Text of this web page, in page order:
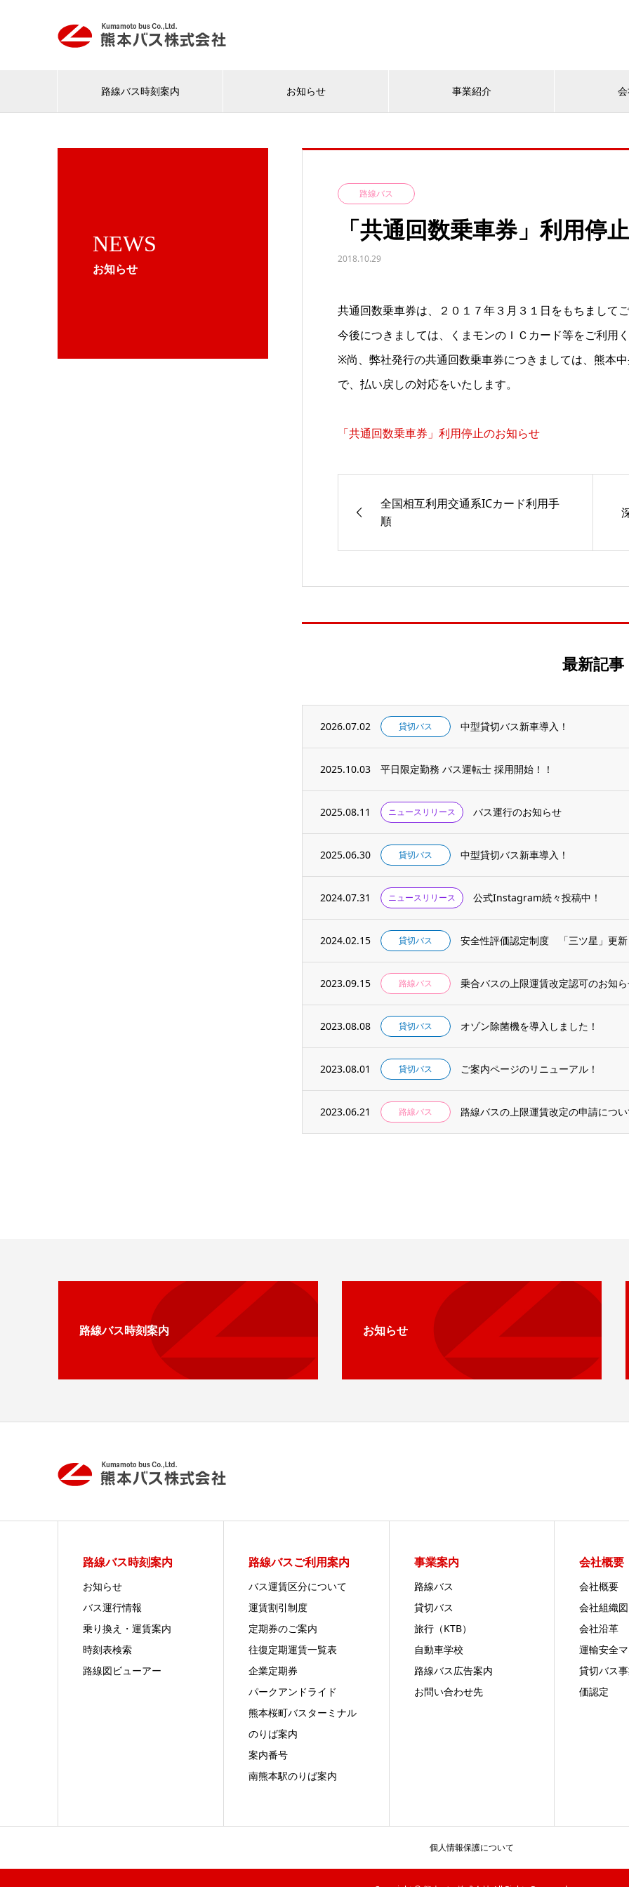
路線バス時刻案内 お知らせ 事業紹介
NEWS
お知らせ
路線バス
「共通回数乗車券」利用停
2018.10.29
共通回数乗車券は、２０１７年３月３１日をもちまして
今後につきましては、くまモンのＩＣカード等をご利用
※尚、弊社発行の共通回数乗車券につきましては、熊本
で、払い戻しの対応をいたします。
「共通回数乗車券」利用停止のお知らせ
全国相互利用交通系ICカード利用手
順
最新記事
2026.07.02 貸切バス 中型貸切バス新車導入！
2025.10.03 平日限定勤務 バス運転士 採用開始！！
2025.08.11 ニュースリリース バス運行のお知らせ
2025.06.30 貸切バス 中型貸切バス新車導入！
2024.07.31 ニュースリリース 公式Instagram続々投稿中！
2024.02.15 貸切バス 安全性評価認定制度 「三ツ星」更新
2023.09.15 路線バス 乗合バスの上限運賃改定認可のお知
2023.08.08 貸切バス オゾン除菌機を導入しました！
2023.08.01 貸切バス ご案内ページのリニューアル！
2023.06.21 路線バス 路線バスの上限運賃改定の申請につ
路線バス時刻案内 お知らせ
路線バス時刻案内
お知らせ
バス運行情報
乗り換え・運賃案内
時刻表検索
路線図ビューアー
路線バスご利用案内
バス運賃区分について
運賃割引制度
定期券のご案内
往復定期運賃一覧表
企業定期券
パークアンドライド
熊本桜町バスターミナル
のりば案内
案内番号
南熊本駅のりば案内
事業案内
路線バス
貸切バス
旅行（KTB）
自動車学校
路線バス広告案内
お問い合わせ先
会社概要
会社概要
会社組織図
会社沿革
運輸安全
貸切バス
価認定
個人情報保護について